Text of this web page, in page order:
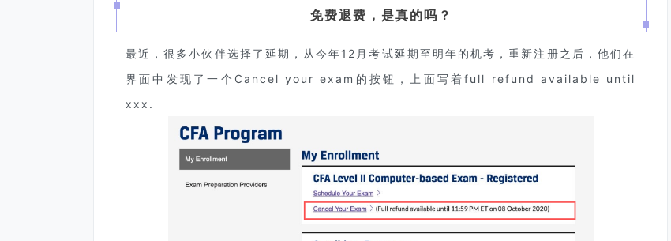
免费退费，是真的吗？
最近，很多小伙伴选择了延期，从今年12月考试延期至明年的机考，重新注册之后，他们在
界面中发现了一个Cancel your exam的按钮，上面写着full refund available until
xxx.